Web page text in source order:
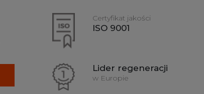
Certyfikat jakości
ISO 9001
Lider regeneracji
w Europie